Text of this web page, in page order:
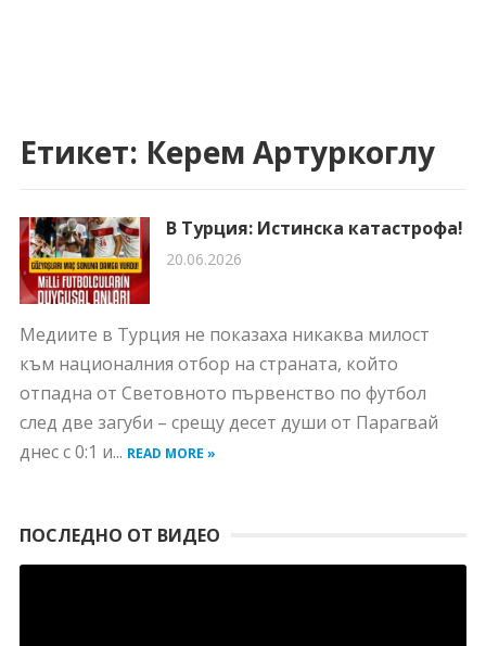
Етикет: Керем Артуркоглу
В Турция: Истинска катастрофа!
20.06.2026
Медиите в Турция не показаха никаква милост
към националния отбор на страната, който
отпадна от Световното първенство по футбол
след две загуби – срещу десет души от Парагвай
днес с 0:1 и... READ MORE »
ПОСЛЕДНО ОТ ВИДЕО